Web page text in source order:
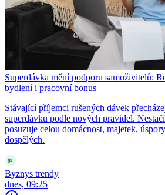
Superdávka mění podporu samoživitelů:
bydlení i pracovní bonus
Stávající příjemci rušených dávek
superdávku podle nových pravidel.
posuzuje celou domácnost, majetek,
dospělých.
Byznys trendy
dnes, 09:25